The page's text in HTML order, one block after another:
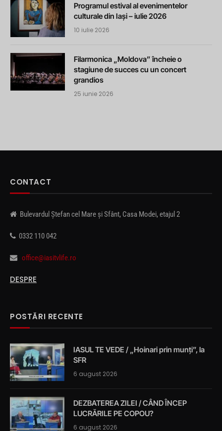
Programul estival al evenimentelor
culturale din Iași – iulie 2026
10 iulie 2026
Filarmonica „Moldova” încheie o
stagiune de succes cu un concert
grandios
25 iunie 2026
CONTACT
Bulevardul Ștefan cel Mare și Sfânt, Casa Modei, etajul 2
0332 110 042
office@iasitvlife.ro
DESPRE
POSTĂRI RECENTE
IASUL TE VEDE / „Hoinari prin munți”, la
SFR
6 august 2026
DEZBATEREA ZILEI / CÂND ÎNCEP
LUCRĂRILE PE COPOU?
6 august 2026